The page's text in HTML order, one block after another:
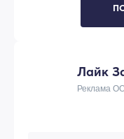
Лайк
Реклама